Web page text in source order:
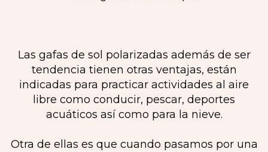
Las gafas de sol polarizadas además de ser
tendencia tienen otras ventajas, están
indicadas para practicar actividades al aire
libre como conducir, pescar, deportes
acuáticos así como para la nieve.
Otra de ellas es que cuando pasamos por una